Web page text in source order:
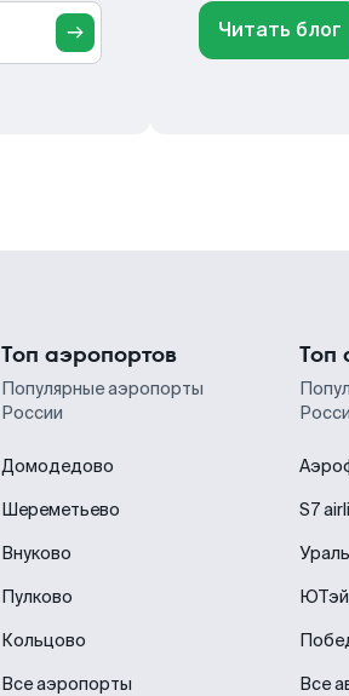
Читать блог
Топ аэропортов
Популярные аэропорты
России
Домодедово
Шереметьево
Внуково
Пулково
Кольцово
Все аэропорты
Топ
S7
Все